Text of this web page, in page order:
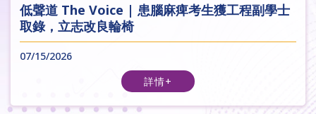
低聲道 The Voice | 患腦麻痺考生獲工程副學士
取錄，立志改良輪椅
07/15/2026
詳情+